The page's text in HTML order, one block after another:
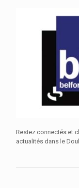
Restez connectés et
actualités dans le